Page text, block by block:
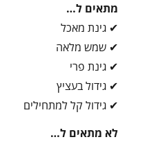
מתאים ל…
✔ גינת מאכל
✔ שמש מלאה
✔ גינת פרי
✔ גידול בעציץ
✔ גידול קל למתחילים
לא מתאים ל…